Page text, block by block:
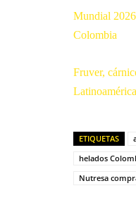
Mundial 2026
Colombia
Fruver,
Latinoamérica
ETIQUETAS
helados
Nutresa